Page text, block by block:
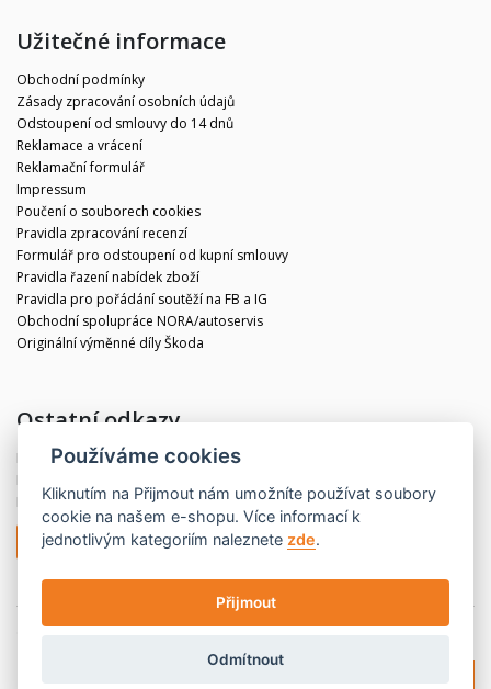
Užitečné informace
Obchodní podmínky
Zásady zpracování osobních údajů
Odstoupení od smlouvy do 14 dnů
Reklamace a vrácení
Reklamační formulář
Impressum
Poučení o souborech cookies
Pravidla zpracování recenzí
Formulář pro odstoupení od kupní smlouvy
Pravidla řazení nabídek zboží
Pravidla pro pořádání soutěží na FB a IG
Obchodní spolupráce NORA/autoservis
Originální výměnné díly Škoda
Ostatní odkazy
Blog
Partneři
Odstoupit od smlouvy
Používáme cookies
Kliknutím na Přijmout nám umožníte používat soubory
cookie na našem e-shopu. Více informací k
jednotlivým kategoriím naleznete zde.
Přijmout
Odmítnout